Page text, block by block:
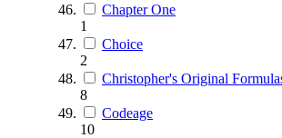
Chapter One
1
Choice
2
Christopher's Original
8
Codeage
10